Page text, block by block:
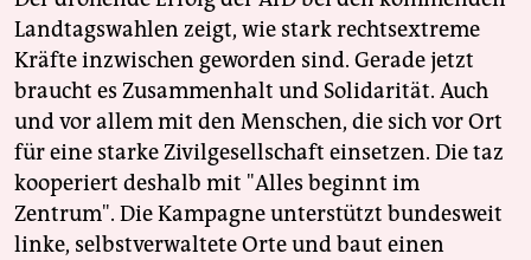
Landtagswahlen zeigt, wie stark rechtsextreme
Kräfte inzwischen geworden sind. Gerade jetzt
braucht es Zusammenhalt und Solidarität. Auch
und vor allem mit den Menschen, die sich vor Ort
für eine starke Zivilgesellschaft einsetzen. Die taz
kooperiert deshalb mit "Alles beginnt im
Zentrum". Die Kampagne unterstützt bundesweit
linke, selbstverwaltete Orte und baut einen